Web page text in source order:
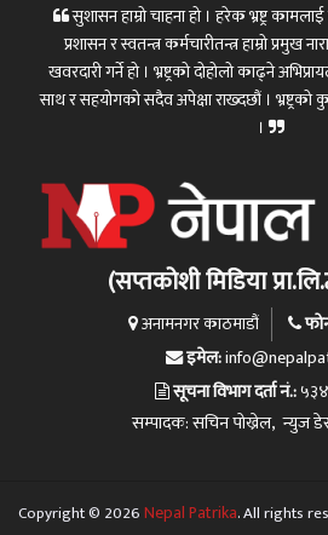
सुशासन हाम्रो चाहना हो । हरेक भ्रष्ट्र
प्रशासन र स्वतन्त्र कर्मचारीतन्त्र हाम्रो प्रमुख
खवरदारी गर्ने हो । भ्रष्ट्रको दोहोलो काढ्ने
साथ र सहयोगको सदैव अपेक्षा राख्दछौं ।
।
(सप्तकोशी मिडिया
अनामनगर काठमाडौं
इमेल:
सूचना विभाग दर्ता नं.:
सम्पादक: सचिन पोख्रेल, न्युज
Copyright © 2026Nepal Patrika. All rights